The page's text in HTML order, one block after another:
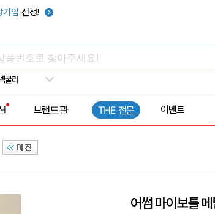
기업 선정!
우산
쿨러
포린가방
브랜드관 THE 전문 이벤트
어썸 마이보틀